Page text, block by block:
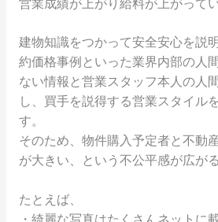
営業成績が上がり給料が上がって
建物知識をつかって安全安心を説
約価格事例といった業界内部の人
ない情報と営業スタッフ本人の人
し、買手を説得する営業スタイル
す。
そのため、物件購入予定者と不動
が大きい、という不公平感が広がる
たとえば、